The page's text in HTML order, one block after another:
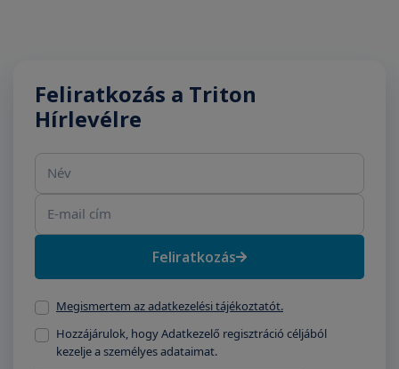
Feliratkozás a Triton
Hírlevélre
Feliratkozás
Megismertem az adatkezelési tájékoztatót.
Hozzájárulok, hogy Adatkezelő regisztráció céljából
kezelje a személyes adataimat.